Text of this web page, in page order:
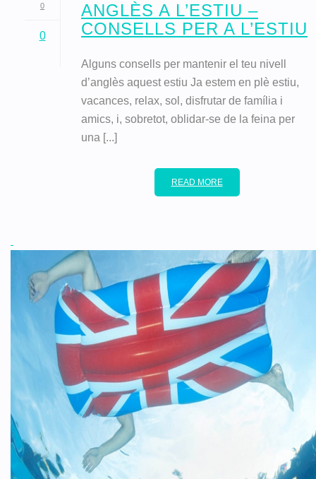
0
0
ANGLÈS A L’ESTIU –
CONSELLS PER A L’ESTIU
Alguns consells per mantenir el teu nivell
d’anglès aquest estiu Ja estem en plè estiu,
vacances, relax, sol, disfrutar de família i
amics, i, sobretot, oblidar-se de la feina per
una [...]
READ MORE